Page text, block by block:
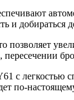
и добираться
с легкостью
по-